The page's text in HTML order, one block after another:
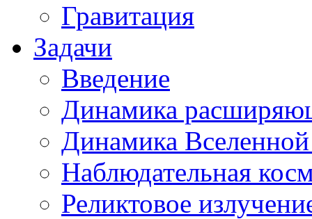
Гравитация
Задачи
Введение
Динамика
Динамика
Наблюдательная
Реликтовое